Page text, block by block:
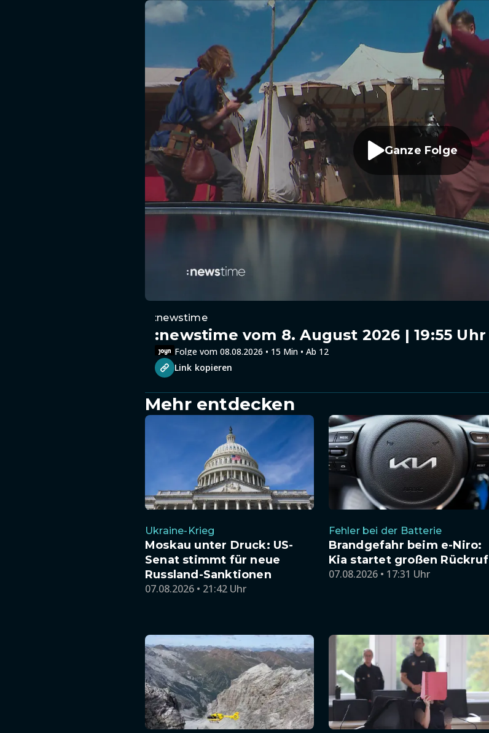
Ganze Folge
:newstime
:newstime vom 8. August 2026 | 19:55 Uhr
Folge vom 08.08.2026 • 15 Min • Ab 12
Link kopieren
Mehr entdecken
Ukraine-Krieg
Moskau unter Druck: US-
Senat stimmt für neue
Russland-Sanktionen
07.08.2026 • 21:42 Uhr
Fehler bei der Batterie
Brandgefahr beim e-Niro:
Kia startet großen Rückruf
07.08.2026 • 17:31 Uhr